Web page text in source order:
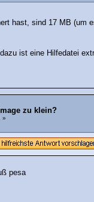
hast, sind 17 MB (um
ist eine Hilfedatei
zu klein?
»
pesa